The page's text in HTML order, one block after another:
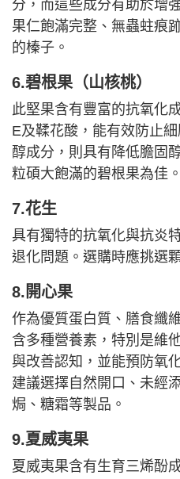
分，而這些成分有助於增
果仁飽滿完整、無蟲蛀痕
的榛子。
6.碧根果（山核桃）
此堅果含有豐富的抗氧化
E及鞣花酸，能有效防止
醇成分，則具有降低膽固
粒碩大飽滿的碧根果為佳。
7.花生
具有獨特的抗氧化與抗炎
退化問題。選購時應挑選
8.開心果
作為優質蛋白質、膳食纖
含多種營養素，特別是維
與改善認知，並能預防氧
建議選擇自然開口、未經
焗、糖霜等製品。
9.夏威夷果
夏威夷果含有生育三烯酚